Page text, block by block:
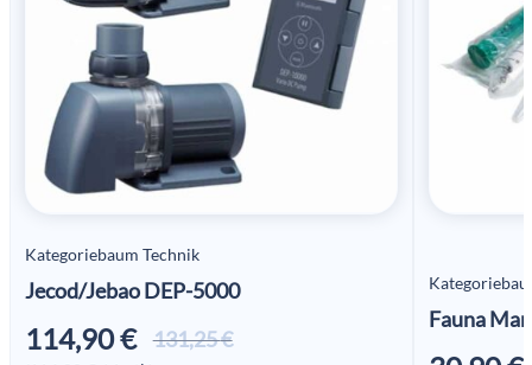
Kategoriebaum Technik
Jecod/Jebao DEP-5000
131,25€Ursprünglicher
114,90€
Aktueller
Fauna